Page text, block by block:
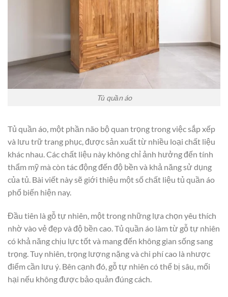
Tủ quần áo
Tủ quần áo, một phần não bộ quan trọng trong việc sắp xếp
và lưu trữ trang phục, được sản xuất từ nhiều loại chất liệu
khác nhau. Các chất liệu này không chỉ ảnh hưởng đến tính
thẩm mỹ mà còn tác động đến độ bền và khả năng sử dụng
của tủ. Bài viết này sẽ giới thiệu một số chất liệu tủ quần áo
phổ biến hiện nay.
Đầu tiên là gỗ tự nhiên, một trong những lựa chọn yêu thích
nhờ vào vẻ đẹp và độ bền cao. Tủ quần áo làm từ gỗ tự nhiên
có khả năng chịu lực tốt và mang đến không gian sống sang
trọng. Tuy nhiên, trọng lượng nặng và chi phí cao là nhược
điểm cần lưu ý. Bên cạnh đó, gỗ tự nhiên có thể bị sâu, mối
hại nếu không được bảo quản đúng cách.